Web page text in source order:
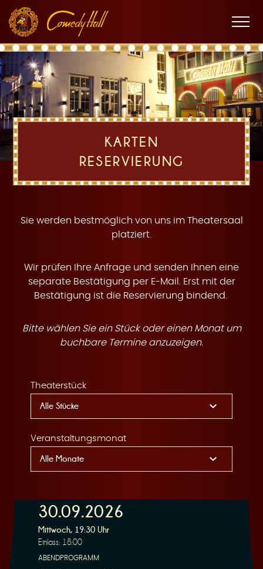
Hauptnavigation
Inhalt
Fußnavigation
K
a
r
e
R
Menü
KARTEN
RESERVIERUNG
Sie werden bestmöglich von uns im Theatersaal
platziert.
Wir prüfen Ihre Anfrage und senden Ihnen eine
separate Bestätigung per E-Mail. Erst mit der
Bestätigung ist die Reservierung bindend.
Bitte wählen Sie ein Stück oder einen Monat um
buchbare Termine anzuzeigen.
Theaterstück
Veranstaltungsmonat
30.09.2026
Mittwoch, 19:30 Uhr
Einlass: 18:00
ABENDPROGRAMM